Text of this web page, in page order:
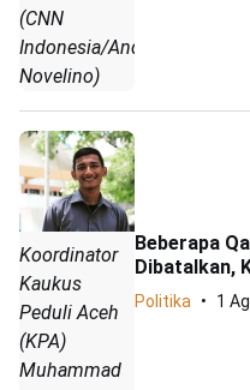
(CNN
Indonesia/Andry
Novelino)
Koordinator
Kaukus
Peduli Aceh
(KPA)
Muhammad
Beberapa
Dibatalkan,
Politika 1